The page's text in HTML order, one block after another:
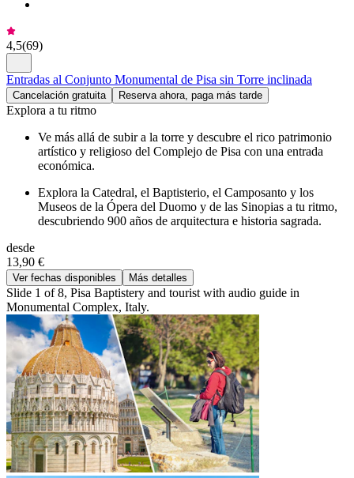
4,5(69)
Entradas al Conjunto Monumental de Pisa sin Torre inclinada
Cancelación gratuita Reserva ahora, paga más tarde
Explora a tu ritmo
Ve más allá de subir a la torre y descubre el rico patrimonio
artístico y religioso del Complejo de Pisa con una entrada
económica.
Explora la Catedral, el Baptisterio, el Camposanto y los
Museos de la Ópera del Duomo y de las Sinopias a tu ritmo,
descubriendo 900 años de arquitectura e historia sagrada.
desde
13,90 €
Ver fechas disponibles Más detalles
Slide 1 of 8, Pisa Baptistery and tourist with audio guide in
Monumental Complex, Italy.